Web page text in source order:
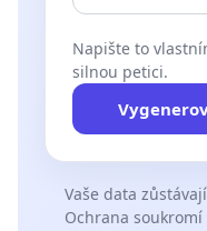
Napište to
silnou petici.
Vaše data
Ochrana